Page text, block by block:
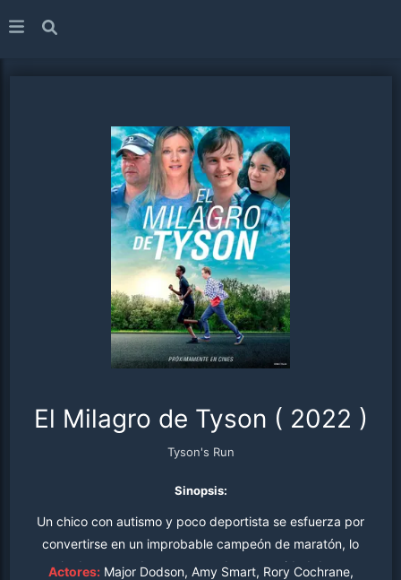
El Milagro de Tyson ( 2022 )
Tyson's Run
Sinopsis:
Un chico con autismo y poco deportista se esfuerza por
convertirse en un improbable campeón de maratón, lo
que le da a su padre una segunda oportunidad de poner
Actores: Major Dodson, Amy Smart, Rory Cochrane,